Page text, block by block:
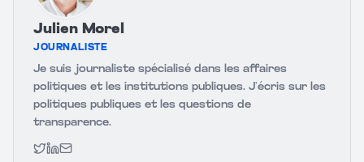
Julien Morel
JOURNALISTE
Je suis journaliste spécialisé dans les affaires
politiques et les institutions publiques. J’écris sur les
politiques publiques et les questions de
transparence.